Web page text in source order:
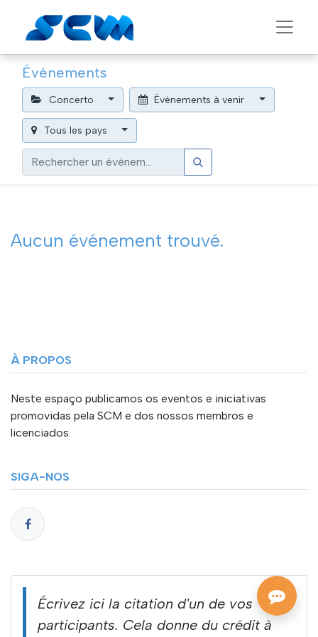
Événements
Concerto Événements à venir
Tous les pays
Aucun événement trouvé.
À PROPOS
Neste espaço publicamos os eventos e iniciativas
promovidas pela SCM e dos nossos membros e
licenciados.
SIGA-NOS
Écrivez ici la citation d'un de vos
participants. Cela donne du crédit à